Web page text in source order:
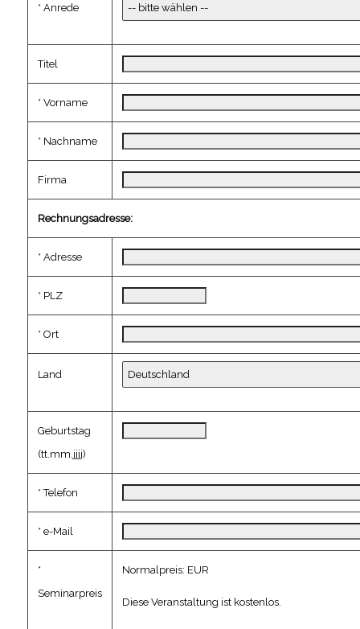
* Anrede
Titel
* Vorname
* Nachname
Firma
Rechnungsadresse:
* Adresse
* PLZ
* Ort
Land
Geburtstag
(tt.mm.jjjj)
* Telefon
* e-Mail
*
Seminarpreis
Normalpreis: EUR
Diese Veranstaltung ist kostenlos.